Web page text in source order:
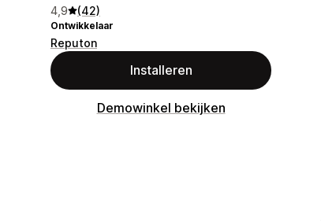
4,9 (42)
Ontwikkelaar
Reputon
Installeren
Demowinkel bekijken